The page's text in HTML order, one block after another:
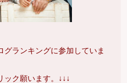
グランキングに参加していま
ック願います。↓↓↓